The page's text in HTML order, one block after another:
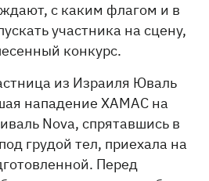
с каким флагом и в
участника на сцену,
конкурс.
из Израиля Юваль
нападение ХАМАС на
Nova, спрятавшись в
грудой тел, приехала на
Перед